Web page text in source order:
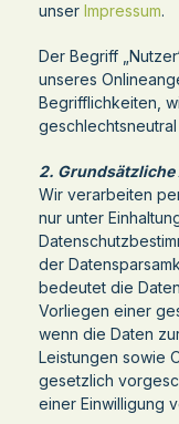
unser Impressum.
Der Begriff
unseres
Begrifflichkeiten,
2.
Wir verarbeiten
nur unter
der
bedeutet die
Vorliegen einer
wenn die Daten
Leistungen sowie
gesetzlich
einer Einwilligung